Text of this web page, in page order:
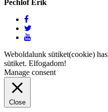
Pechlof Erik
Weboldalunk sütiket(cookie)
sütiket. Elfogadom!
Manage consent
Close